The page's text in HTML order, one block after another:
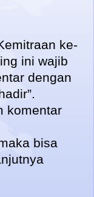
ke-
ini wajib
dengan
komentar
bisa